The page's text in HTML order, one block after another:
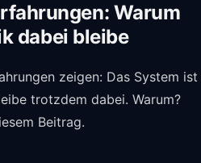
Warum
dabei bleibe
zeigen: Das System ist
trotzdem dabei. Warum?
Beitrag.